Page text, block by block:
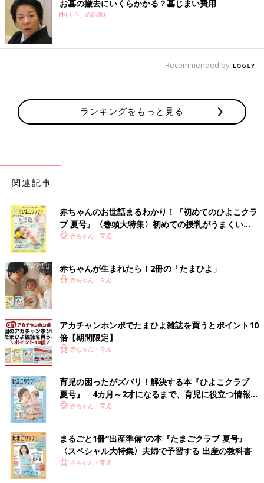
お墓の撤去にいくらかかる？墓じまい費用
PR(くらしの話題)
Recommended by
ランキングをもっと見る
関連記事
赤ちゃんのお世話まるわかり！『初めてのひよこクラ
ブ 夏号』〈巻頭大特集〉初めての授乳がうまくい
く！ おっぱい・ミルクの基本と夏のトラブル 解決テ
赤ちゃん・育児
赤ちゃんが生まれたら！2冊の「たまひよ」
赤ちゃん・育児
アカチャンホンポでたまひよ雑誌を買うとポイント10
倍【期間限定】
赤ちゃん・育児
育児の困ったがズバリ！解決する本『ひよこクラブ
夏号』 4カ月～2才になるまで、育児に役立つ情報が
いっぱい！
赤ちゃん・育児
まるごと1冊“出産準備”の本『たまごクラブ 夏号』
〈スペシャル大特集〉夫婦で予習する 出産の教科書
赤ちゃん・育児